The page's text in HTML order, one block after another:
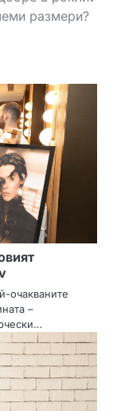
размери?
очакваните
–